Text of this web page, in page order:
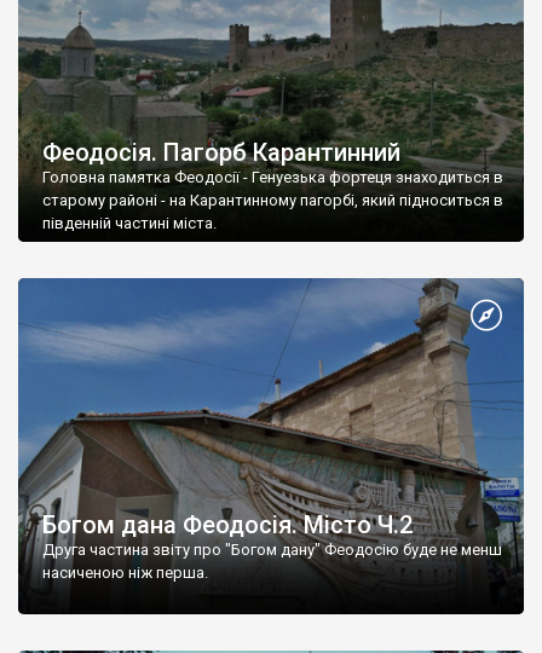
Феодосія. Пагорб Карантинний
Головна памятка Феодосії - Генуезька фортеця знаходиться в
старому районі - на Карантинному пагорбі, який підноситься в
південній частині міста.
Богом дана Феодосія. Місто Ч.2
Друга частина звіту про "Богом дану" Феодосію буде не менш
насиченою ніж перша.